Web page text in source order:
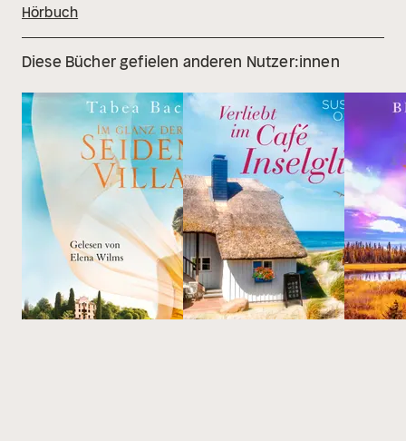
Hörbuch
Diese Bücher gefielen anderen Nutzer:innen